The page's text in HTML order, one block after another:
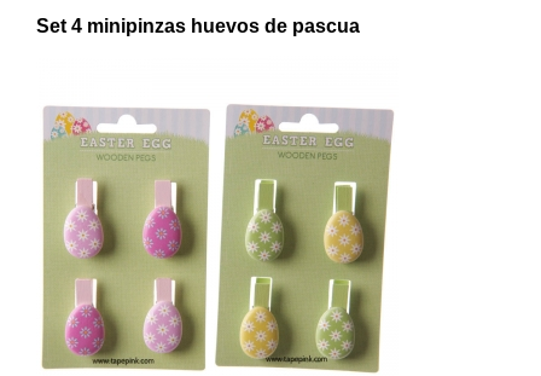
Set 4 minipinzas huevos de pascua